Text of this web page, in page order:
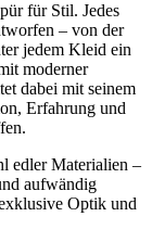
für Stil. Jedes
– von der
jedem Kleid ein
moderner
dabei mit seinem
Erfahrung und
edler Materialien –
aufwändig
Optik und